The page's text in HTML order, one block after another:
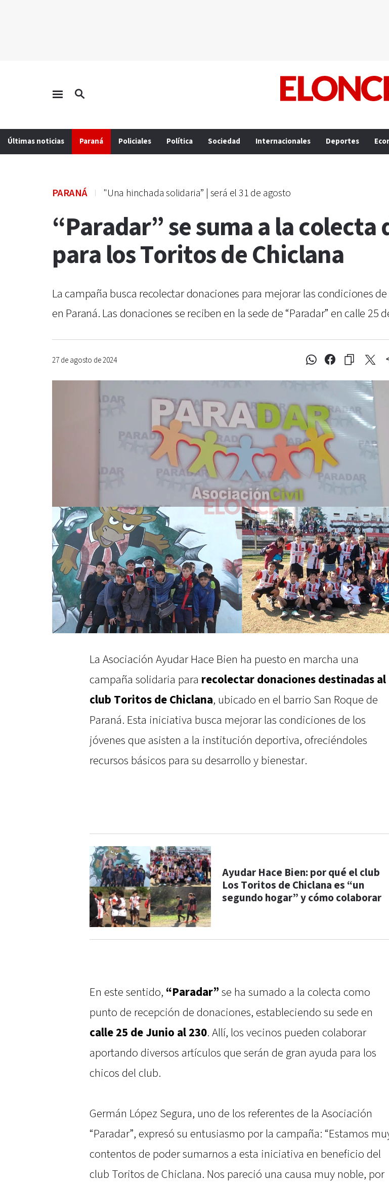
Últimas noticias Paraná Policiales Política Sociedad Internacionales Deportes
PARANÁ "Una hinchada solidaria” | será el 31 de agosto
“Paradar” se suma a la colecta
para los Toritos de Chiclana
La campaña busca recolectar donaciones para mejorar las condiciones
en Paraná. Las donaciones se reciben en la sede de “Paradar” en calle 25
27 de agosto de 2024
La Asociación Ayudar Hace Bien ha puesto en marcha una
campaña solidaria para recolectar donaciones destinadas al
club Toritos de Chiclana, ubicado en el barrio San Roque de
Paraná. Esta iniciativa busca mejorar las condiciones de los
jóvenes que asisten a la institución deportiva, ofreciéndoles
recursos básicos para su desarrollo y bienestar.
Ayudar Hace Bien: por qué el club
Los Toritos de Chiclana es “un
segundo hogar” y cómo colaborar
En este sentido, “Paradar” se ha sumado a la colecta como
punto de recepción de donaciones, estableciendo su sede en
calle 25 de Junio al 230. Allí, los vecinos pueden colaborar
aportando diversos artículos que serán de gran ayuda para los
chicos del club.
Germán López Segura, uno de los referentes de la Asociación
“Paradar”, expresó su entusiasmo por la campaña: “Estamos
contentos de poder sumarnos a esta iniciativa en beneficio del
club Toritos de Chiclana. Nos pareció una causa muy noble, por